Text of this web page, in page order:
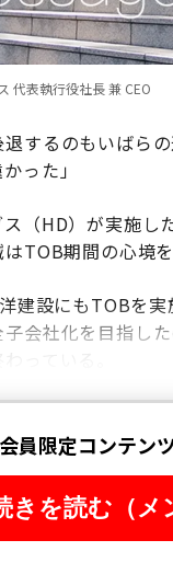
代表執行役社長 兼 CEO
退するのもいばら
った」
（HD）が実施
TOB期間の心境を
建設にもTOBを
会社化を目指し